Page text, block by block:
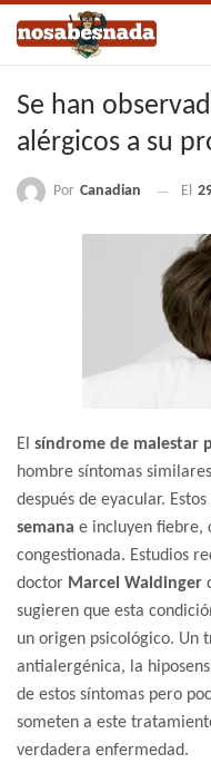
Se han
alérgicos a su
Por Canadian El
El síndrome de malestar
hombre síntomas
después de eyacular.
semana e incluyen fiebre,
congestionada. Estudios
doctor Marcel Waldinger
sugieren que esta
un origen psicológico. Un
antialergénica, la
de estos síntomas pero
someten a este
verdadera enfermedad.